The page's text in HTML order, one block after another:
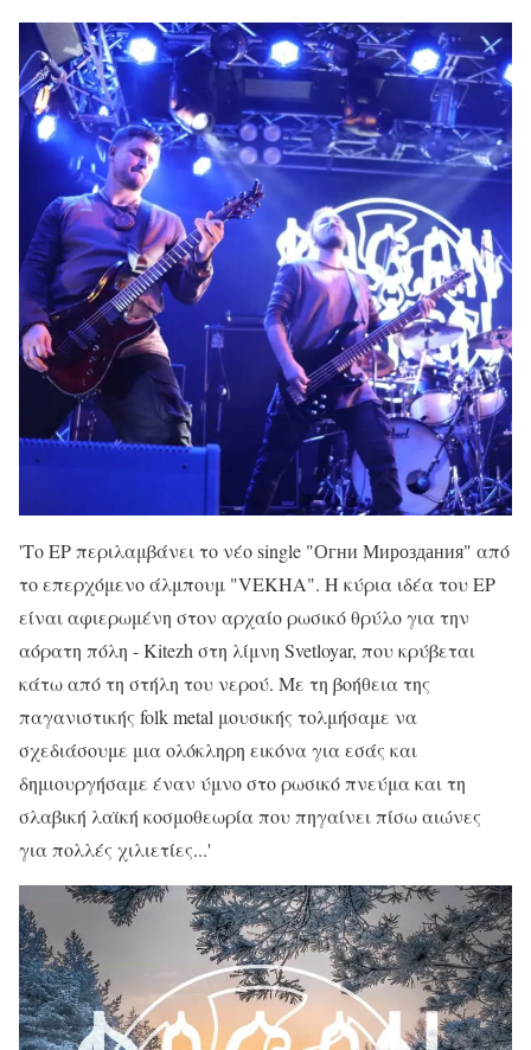
'Το EP περιλαμβάνει το νέο single "Огни Мироздания" από
το επερχόμενο άλμπουμ "VEKHA". Η κύρια ιδέα του EP
είναι αφιερωμένη στον αρχαίο ρωσικό θρύλο για την
αόρατη πόλη - Kitezh στη λίμνη Svetloyar, που κρύβεται
κάτω από τη στήλη του νερού. Με τη βοήθεια της
παγανιστικής folk metal μουσικής τολμήσαμε να
σχεδιάσουμε μια ολόκληρη εικόνα για εσάς και
δημιουργήσαμε έναν ύμνο στο ρωσικό πνεύμα και τη
σλαβική λαϊκή κοσμοθεωρία που πηγαίνει πίσω αιώνες
για πολλές χιλιετίες...'